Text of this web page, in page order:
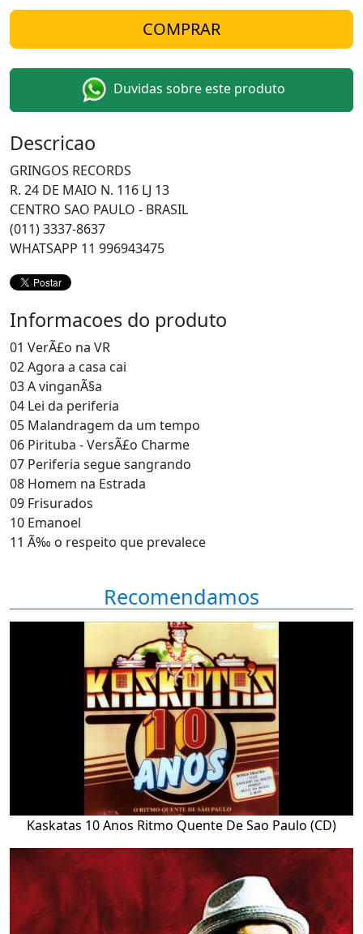
Duvidas sobre este produto
Descricao
GRINGOS RECORDS
R. 24 DE MAIO N. 116 LJ 13
CENTRO SAO PAULO - BRASIL
(011) 3337-8637
WHATSAPP 11 996943475
Informacoes do produto
01 VerÃ£o na VR
02 Agora a casa cai
03 A vinganÃ§a
04 Lei da periferia
05 Malandragem da um tempo
06 Pirituba - VersÃ£o Charme
07 Periferia segue sangrando
08 Homem na Estrada
09 Frisurados
10 Emanoel
11 Ã‰ o respeito que prevalece
Recomendamos
Kaskatas 10 Anos Ritmo Quente De Sao Paulo (CD)